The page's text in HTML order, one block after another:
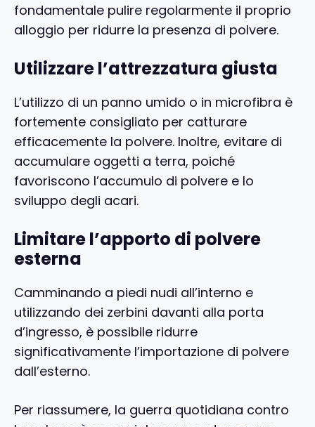
fondamentale pulire regolarmente il proprio
alloggio per ridurre la presenza di polvere.
Utilizzare l’attrezzatura giusta
L’utilizzo di un panno umido o in microfibra è
fortemente consigliato per catturare
efficacemente la polvere. Inoltre, evitare di
accumulare oggetti a terra, poiché
favoriscono l’accumulo di polvere e lo
sviluppo degli acari.
Limitare l’apporto di polvere
esterna
Camminando a piedi nudi all’interno e
utilizzando dei zerbini davanti alla porta
d’ingresso, è possibile ridurre
significativamente l’importazione di polvere
dall’esterno.
Per riassumere, la guerra quotidiana contro